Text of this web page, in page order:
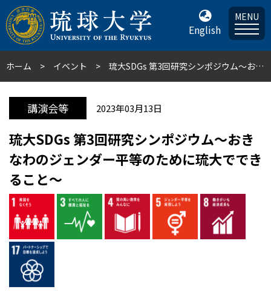
English
MENU
ホーム イベント 琉大SDGs 第3回研究シンポジウム～おきなわのジェンダー平等のために琉大でできること～
講演会等 2023年03月13日
琉大SDGs 第3回研究シンポジウム～おき
なわのジェンダー平等のために琉大ででき
ること～